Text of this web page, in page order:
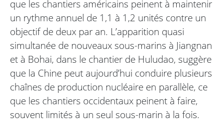
que les chantiers américains peinent à maintenir
un rythme annuel de 1,1 à 1,2 unités contre un
objectif de deux par an. L’apparition quasi
simultanée de nouveaux sous-marins à Jiangnan
et à Bohai, dans le chantier de Huludao, suggère
que la Chine peut aujourd’hui conduire plusieurs
chaînes de production nucléaire en parallèle, ce
que les chantiers occidentaux peinent à faire,
souvent limités à un seul sous-marin à la fois.